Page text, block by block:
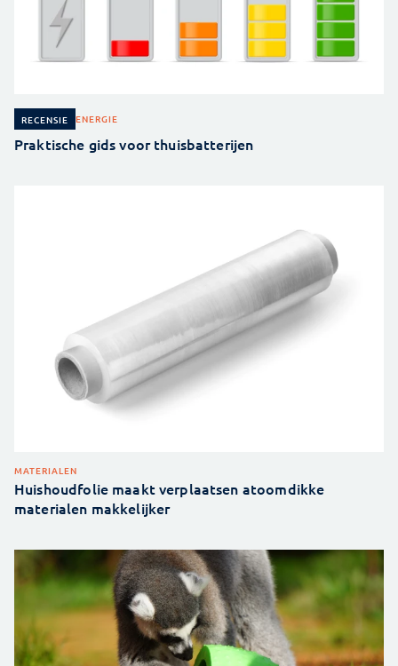
RECENSIE ENERGIE
Praktische gids voor thuisbatterijen
MATERIALEN
Huishoudfolie maakt verplaatsen atoomdikke
materialen makkelijker